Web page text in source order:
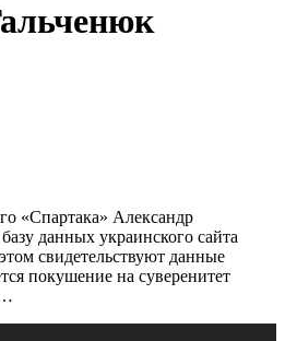
«Спартака» Александр
данных украинского сайта
свидетельствуют данные
покушение на суверенитет